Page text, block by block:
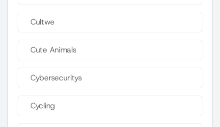
Cultwe
Cute Animals
Cybersecuritys
Cycling